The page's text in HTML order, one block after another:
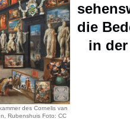
des Cornelis van
Rubenshuis Foto: CC
die
in